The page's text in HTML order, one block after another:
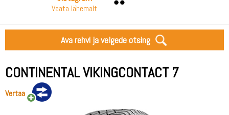
Vaata lähemalt
Ava rehvi ja velgede otsing
CONTINENTAL VIKINGCONTACT 7
Vertaa